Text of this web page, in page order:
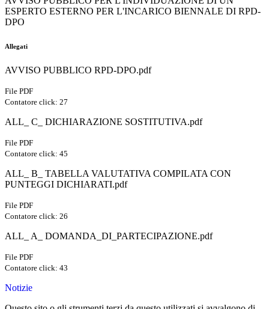
ESPERTO ESTERNO PER L'INCARICO BIENNALE DI RPD-
DPO
Allegati
AVVISO PUBBLICO RPD-DPO.pdf
File PDF
Contatore click: 27
ALL_ C_ DICHIARAZIONE SOSTITUTIVA.pdf
File PDF
Contatore click: 45
ALL_ B_ TABELLA VALUTATIVA COMPILATA CON
PUNTEGGI DICHIARATI.pdf
File PDF
Contatore click: 26
ALL_ A_ DOMANDA_DI_PARTECIPAZIONE.pdf
File PDF
Contatore click: 43
Notizie